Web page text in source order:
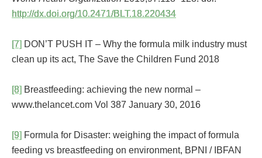
http://dx.doi.org/10.2471/BLT.18.220434
[7] DON’T PUSH IT – Why the formula milk industry must
clean up its act, The Save the Children Fund 2018
[8] Breastfeeding: achieving the new normal –
www.thelancet.com Vol 387 January 30, 2016
[9] Formula for Disaster: weighing the impact of formula
feeding vs breastfeeding on environment, BPNI / IBFAN